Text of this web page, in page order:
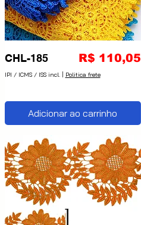
CHL-185 Preço
R$ 110,05
IPI / ICMS / ISS incl.| Politica frete
Adicionar ao carrinho